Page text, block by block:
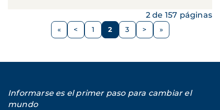
Paginación
Página
< Página
1 Página
2 Página
3
Siguiente
>
2 de 157 páginas
Informarse es el primer paso para cambiar el
mundo